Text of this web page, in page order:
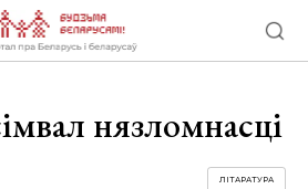
нязломнасці
ЛІТАРАТУРА